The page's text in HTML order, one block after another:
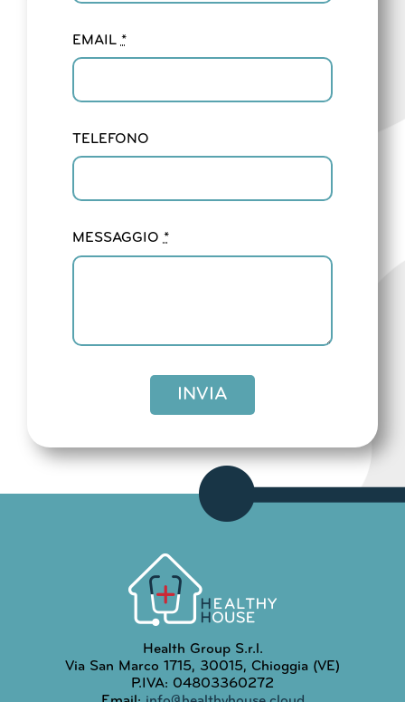
EMAIL *
TELEFONO
MESSAGGIO*
INVIA
Health Group S.r.l.
Via San Marco 1715, 30015, Chioggia (VE)
P.IVA: 04803360272